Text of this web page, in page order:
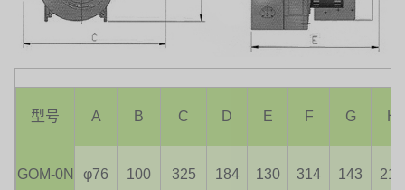
型号 A B C D E F G H
GOM-0N φ76 100 325 184 130 314 143 216